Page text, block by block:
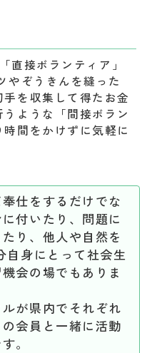
直接ボランティア」
やぞうきんを縫った
を収集して得たお金
ような「間接ボラン
間をかけずに気軽に
仕をするだけでな
付いたり、問題に
り、他人や自然を
自身にとって社会生
会の場でもありま
が県内でそれぞれ
会員と一緒に活動
。